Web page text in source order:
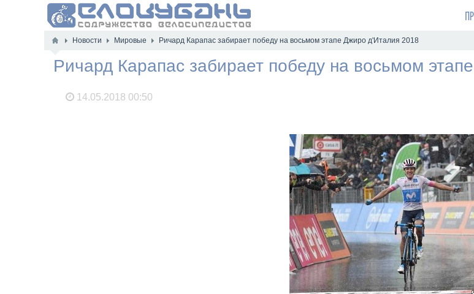
Новости Мировые Ричард Карапас забирает победу на восьмом этапе Джиро д'Италия 2018
Ричард Карапас забирает победу на восьмом
14.05.2018 00:50